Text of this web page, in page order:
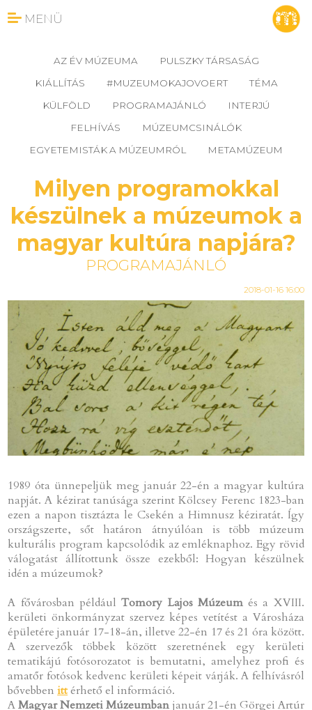
MENÜ
AZ ÉV MÚZEUMA
PULSZKY TÁRSASÁG
KIÁLLÍTÁS
#MUZEUMOKAJOVOERT
TÉMA
KÜLFÖLD
PROGRAMAJÁNLÓ
INTERJÚ
FELHÍVÁS
MÚZEUMCSINÁLÓK
EGYETEMISTÁK A MÚZEUMRÓL
METAMÚZEUM
Milyen programokkal
készülnek a múzeumok a
magyar kultúra napjára?
PROGRAMAJÁNLÓ
2018-01-16 16:00
1989 óta ünnepeljük meg január 22-én a magyar kultúra
napját. A kézirat tanúsága szerint Kölcsey Ferenc 1823-ban
ezen a napon tisztázta le Csekén a Himnusz kéziratát. Így
országszerte, sőt határon átnyúlóan is több múzeum
kulturális program kapcsolódik az emléknaphoz. Egy rövid
válogatást állítottunk össze ezekből: Hogyan készülnek
idén a múzeumok?
A fővárosban példáulTomory Lajos Múzeumés a XVIII.
kerületi önkormányzat szervez képes vetítést a Városháza
épületére január 17-18-án, illetve 22-én 17 és 21 óra között.
A szervezők többek között szeretnének egy kerületi
tematikájú fotósorozatot is bemutatni, amelyhez profi és
amatőr fotósok kedvenc kerületi képeit várják. A felhívásról
bővebbenittérhető el információ.
AMagyar Nemzeti Múzeumban január 21-én Görgei Artúr